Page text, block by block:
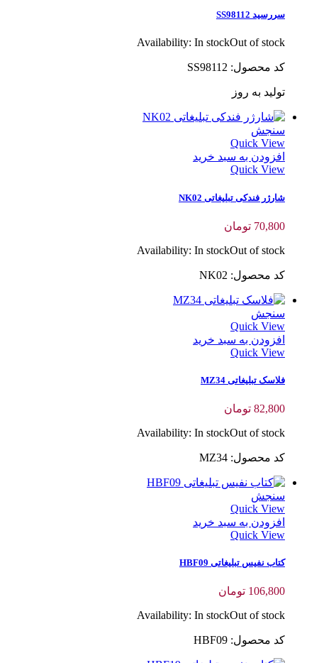
سررسید SS98112
Availability: In stockOut of stock
کد محصول: SS98112
تولید به روز
سنجش
Quick View
افزودن به سبد خرید
Quick View
شارژر فندکی تبلیغاتی NK02
70,800 تومان
Availability: In stockOut of stock
کد محصول: NK02
سنجش
Quick View
افزودن به سبد خرید
Quick View
فلاسک تبلیغاتی MZ34
82,800 تومان
Availability: In stockOut of stock
کد محصول: MZ34
سنجش
Quick View
افزودن به سبد خرید
Quick View
کتاب نفیس تبلیغاتی HBF09
106,800 تومان
Availability: In stockOut of stock
کد محصول: HBF09